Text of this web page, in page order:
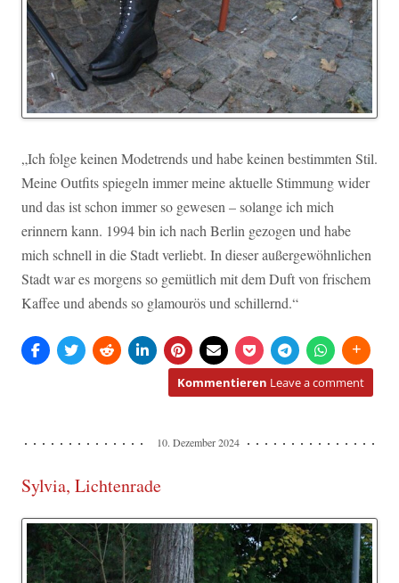
„Ich folge keinen Modetrends und habe keinen bestimmten Stil.
Meine Outfits spiegeln immer meine aktuelle Stimmung wider
und das ist schon immer so gewesen – solange ich mich
erinnern kann. 1994 bin ich nach Berlin gezogen und habe
mich schnell in die Stadt verliebt. In dieser außergewöhnlichen
Stadt war es morgens so gemütlich mit dem Duft von frischem
Kaffee und abends so glamourös und schillernd.“
Kommentieren Leave a comment
10. Dezember 2024
Sylvia, Lichtenrade